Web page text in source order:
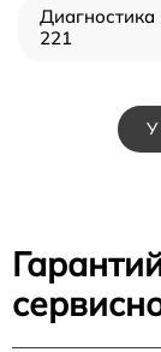
Диагностика
221
У